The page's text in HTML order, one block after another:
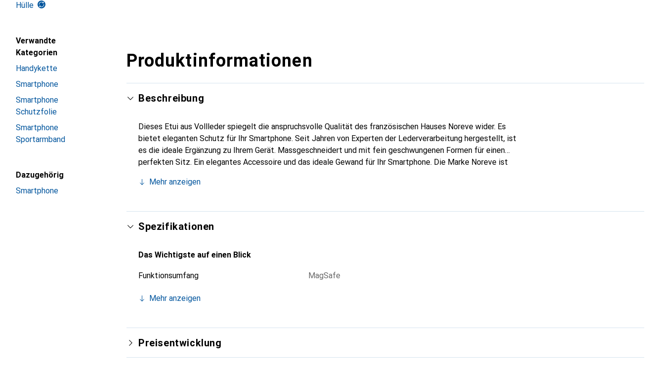
Hülle
Verwandte
Kategorien
Handykette
Smartphone
Smartphone
Schutzfolie
Smartphone
Sportarmband
Dazugehörig
Smartphone
Produktinformationen
Beschreibung
Dieses Etui aus Vollleder spiegelt die anspruchsvolle Qualität des französischen Hauses Noreve wider. Es
bietet eleganten Schutz für Ihr Smartphone. Seit Jahren von Experten der Lederverarbeitung hergestellt, ist
es die ideale Ergänzung zu Ihrem Gerät. Massgeschneidert und mit fein geschwungenen Formen für einen
perfekten Sitz. Ein elegantes Accessoire und das ideale Gewand für Ihr Smartphone. Die Marke Noreve ist
Kunden.
Mehr anzeigen
Spezifikationen
Das Wichtigste auf einen Blick
Funktionsumfang MagSafe
Mehr anzeigen
Preisentwicklung